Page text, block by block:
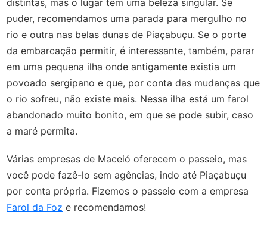
distintas, mas o lugar tem uma beleza singular. Se
puder, recomendamos uma parada para mergulho no
rio e outra nas belas dunas de Piaçabuçu. Se o porte
da embarcação permitir, é interessante, também, parar
em uma pequena ilha onde antigamente existia um
povoado sergipano e que, por conta das mudanças que
o rio sofreu, não existe mais. Nessa ilha está um farol
abandonado muito bonito, em que se pode subir, caso
a maré permita.
Várias empresas de Maceió oferecem o passeio, mas
você pode fazê-lo sem agências, indo até Piaçabuçu
por conta própria. Fizemos o passeio com a empresa
Farol da Foz e recomendamos!